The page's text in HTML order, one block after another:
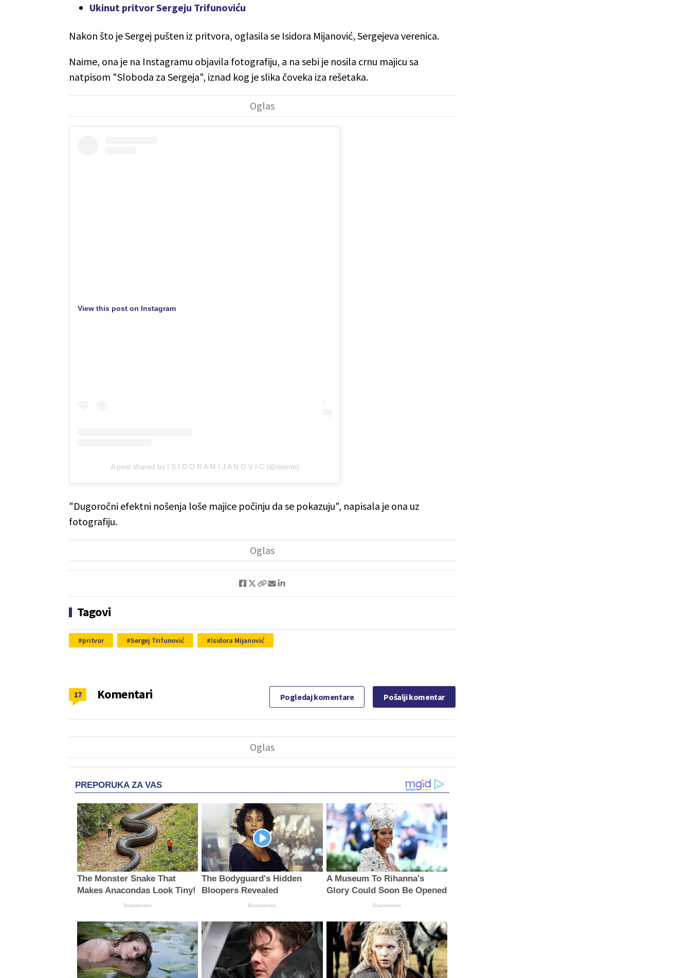
Ukinut pritvor Sergeju Trifunoviću
Nakon što je Sergej pušten iz pritvora, oglasila se Isidora Mijanović, Sergejeva verenica.
Naime, ona je na Instagramu objavila fotografiju, a na sebi je nosila crnu majicu sa
natpisom "Sloboda za Sergeja", iznad kog je slika čoveka iza rešetaka.
View this post on Instagram
A post shared by I S I D O R A M I J A N O V I C (@isismo)
"Dugoročni efektni nošenja loše majice počinju da se pokazuju", napisala je ona uz
fotografiju.
Tagovi
pritvor Sergej Trifunović Isidora Mijanović
Komentari
17 Pogledaj komentare Pošalji komentar
PREPORUKA ZA VAS
The Monster Snake That
Makes Anacondas Look Tiny!
Brainberries
The Bodyguard's Hidden
Bloopers Revealed
Brainberries
A Museum To Rihanna's
Glory Could Soon Be Opened
Brainberries